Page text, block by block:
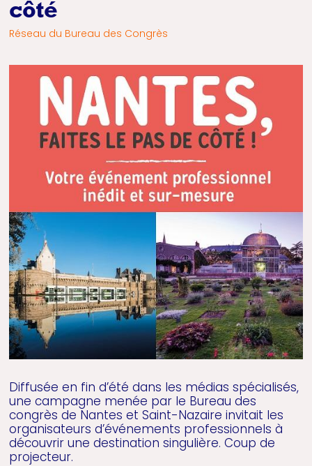
côté
Réseau du Bureau des Congrès
Diffusée en fin d’été dans les médias spécialisés,
une campagne menée par le Bureau des
congrès de Nantes et Saint-Nazaire invitait les
organisateurs d’événements professionnels à
découvrir une destination singulière. Coup de
projecteur.